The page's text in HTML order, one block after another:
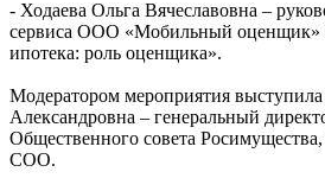
- Ходаева Ольга Вячеславовна –
сервиса ООО «Мобильный оценщик»
ипотека: роль оценщика».
Модератором мероприятия
Александровна – генеральный
Общественного совета
СОО.